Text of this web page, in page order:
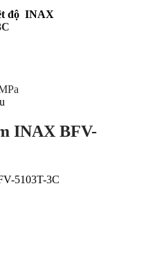
độ INAX
INAX BFV-